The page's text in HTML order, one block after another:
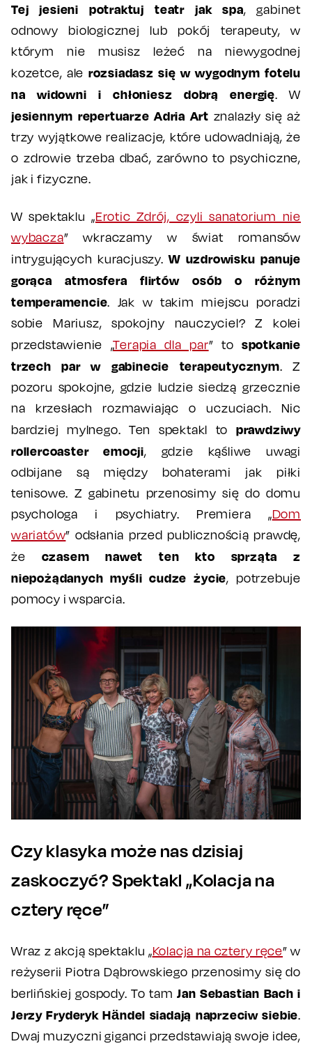
Tej jesieni potraktuj teatr jak spa, gabinet
odnowy biologicznej lub pokój terapeuty, w
którym nie musisz leżeć na niewygodnej
kozetce, ale rozsiadasz się w wygodnym fotelu
na widowni i chłoniesz dobrą energię. W
jesiennym repertuarze Adria Art znalazły się aż
trzy wyjątkowe realizacje, które udowadniają, że
o zdrowie trzeba dbać, zarówno to psychiczne,
jak i fizyczne.
W spektaklu „Erotic Zdrój, czyli sanatorium nie
wybacza” wkraczamy w świat romansów
intrygujących kuracjuszy.W uzdrowisku panuje
gorąca atmosfera flirtów osób o różnym
temperamencie. Jak w takim miejscu poradzi
sobie Mariusz, spokojny nauczyciel? Z kolei
przedstawienie „Terapia dla par” to spotkanie
trzech par w gabinecie terapeutycznym. Z
pozoru spokojne, gdzie ludzie siedzą grzecznie
na krzesłach rozmawiając o uczuciach. Nic
bardziej mylnego. Ten spektakl to prawdziwy
rollercoaster emocji, gdzie kąśliwe uwagi
odbijane są między bohaterami jak piłki
tenisowe. Z gabinetu przenosimy się do domu
psychologa i psychiatry. Premiera „Dom
wariatów” odsłania przed publicznością prawdę,
że czasem nawet ten kto sprząta z
niepożądanych myśli cudze życie, potrzebuje
pomocy i wsparcia.
Czy klasyka może nas dzisiaj
zaskoczyć? Spektakl „Kolacja na
cztery ręce”
Wraz z akcją spektaklu „Kolacja na cztery ręce” w
reżyserii Piotra Dąbrowskiego przenosimy się do
berlińskiej gospody. To tamJan Sebastian Bach i
Jerzy Fryderyk Händel siadają naprzeciw siebie.
Dwaj muzyczni giganci przedstawiają swoje idee,